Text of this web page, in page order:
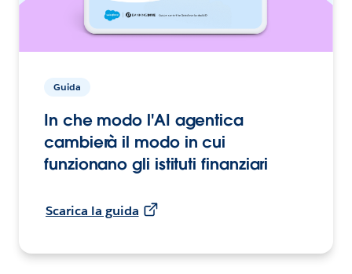
Guida
In che modo l'AI agentica
cambierà il modo in cui
funzionano gli istituti finanziari
Scarica la guida